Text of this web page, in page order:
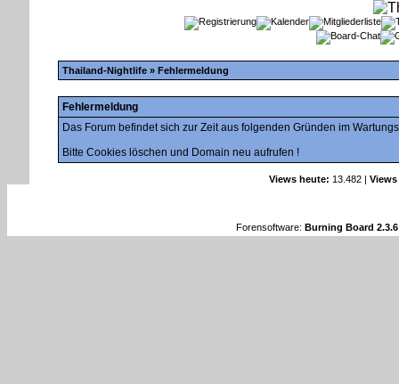
Thailand-Nightlife » Fehlermeldung
Fehlermeldung
Das Forum befindet sich zur Zeit aus folgenden Gründen im
Bitte Cookies löschen und Domain neu aufrufen !
Views heute: 13.482 |
Forensoftware: Burning Board 2.3.6